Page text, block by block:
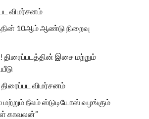
விமர்சனம்
10ஆம் ஆண்டு நிறைவு
திரைப்படத்தின் இசை மற்றும்
விமர்சனம்
மற்றும் நீலம் ஸ்டுடியோஸ் வழங்கும்
காவலன்”